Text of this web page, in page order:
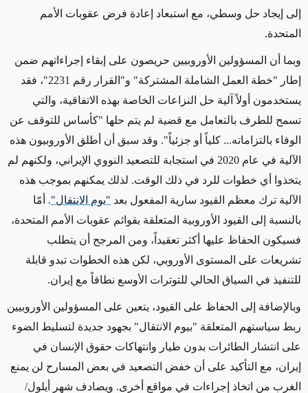
إلى إيجاد حل وسطي، مع استبعاد إعادة فرض عقوبات الأمم
المتحدة.
وبما أن المسؤولين الأوروبيين حريصون على إبقاء إجراءاتهم ضمن
إطار "خطة العمل الشاملة المشتركة" و"القرار رقم 2231"، فقد
يستخدمون أولاً آلية حل النزاعات الخاصة بهذه الاتفاقية، والتي
تسمح للطرف بالتعامل مع قضية لم يتم حلها "كأساس للتوقف عن
الوفاء بالتزاماته... كلياً أو جزئياً". وقد سبق أن أطلق الأوروبيون هذه
الآلية في عام 2020 في استجابة للتصعيد النووي الإيراني، ولكنهم لم
يتخذوا أي خطوات للرد في ذلك الوقت. لذلك يمكنهم بموجب هذه
الآلية ترك معظم القيود سارية المفعول بعد "يوم الانتقال". أمّا
بالنسبة إلى القيود الأوروبية المتعلقة بقوائم عقوبات الأمم المتحدة،
فسيكون الحفاظ عليها أكثر تعقيداً، ومن المرجح أن يتطلب
تشريعات على المستوى الأوروبي، لكن هذه الخطوات تبدو قابلة
للتنفيذ في السياق الحالي للتوترات الأوسع نطاقاً مع إيران.
وبالإضافة إلى الحفاظ على القيود، يتعين على المسؤولين الأوروبيين
ربط سياستهم المتعلقة "بيوم الانتقال" بجهود جديدة لتسليط الضوء
على انتشار الطائرات بدون طيار وانتهاكات حقوق الإنسان في
إيران، مع التأكيد على أن خفض التصعيد في بعض المسارح لن يمنع
الغرب من اتخاذ إجراءات في مواقع أخرى. ويصادف شهر أيلول/